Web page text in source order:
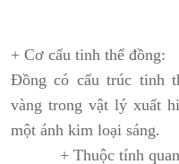
+ Cơ cấu tinh thể đồng:
Đồng có cấu trúc tinh
vàng trong vật lý xuất
một ánh kim loại sáng.
+ Thuộc tính quan